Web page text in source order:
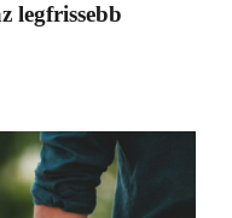
legfrissebb